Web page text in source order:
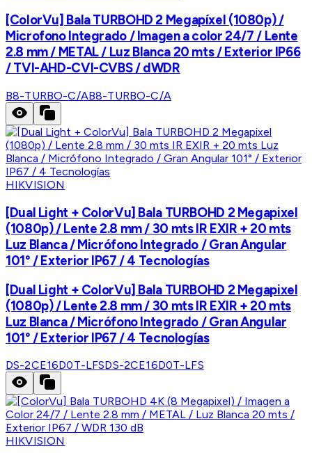
[ColorVu] Bala TURBOHD 2 Megapíxel (1080p) /
Microfono Integrado / Imagen a color 24/7 / Lente
2.8 mm / METAL / Luz Blanca 20 mts / Exterior IP66
/ TVI-AHD-CVI-CVBS / dWDR
B8-TURBO-C/AB8-TURBO-C/A
HIKVISION
[Dual Light + ColorVu] Bala TURBOHD 2 Megapixel
(1080p) / Lente 2.8 mm / 30 mts IR EXIR + 20 mts
Luz Blanca / Micrófono Integrado / Gran Angular
101° / Exterior IP67 / 4 Tecnologías
[Dual Light + ColorVu] Bala TURBOHD 2 Megapixel
(1080p) / Lente 2.8 mm / 30 mts IR EXIR + 20 mts
Luz Blanca / Micrófono Integrado / Gran Angular
101° / Exterior IP67 / 4 Tecnologías
DS-2CE16D0T-LFSDS-2CE16D0T-LFS
HIKVISION